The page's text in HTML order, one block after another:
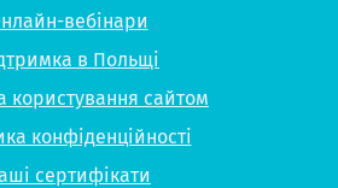
вебінари
в Польщі
користування сайтом
конфіденційності
сертифікати